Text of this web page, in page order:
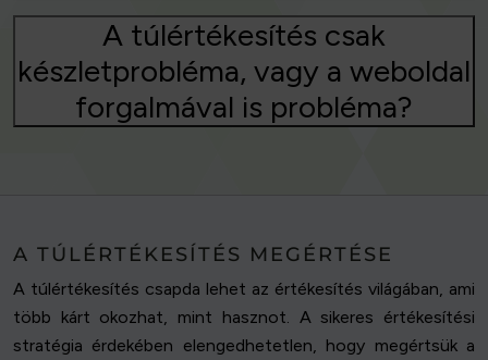
A túlértékesítés csak
készletprobléma, vagy a weboldal
forgalmával is probléma?
A TÚLÉRTÉKESÍTÉS MEGÉRTÉSE
A túlértékesítés csapda lehet az értékesítés világában, ami
több kárt okozhat, mint hasznot. A sikeres értékesítési
stratégia érdekében elengedhetetlen, hogy megértsük a